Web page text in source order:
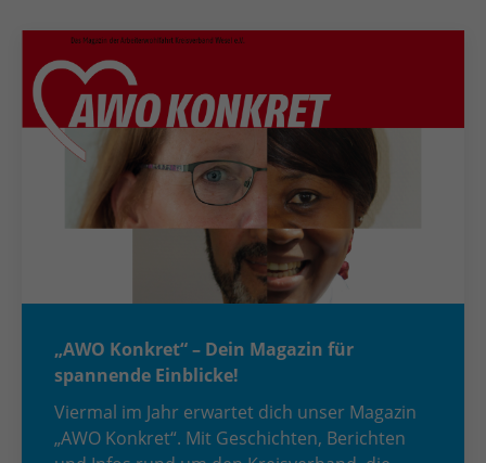
„AWO Konkret“ – Dein Magazin für
spannende Einblicke!
Viermal im Jahr erwartet dich unser Magazin
„AWO Konkret“. Mit Geschichten, Berichten